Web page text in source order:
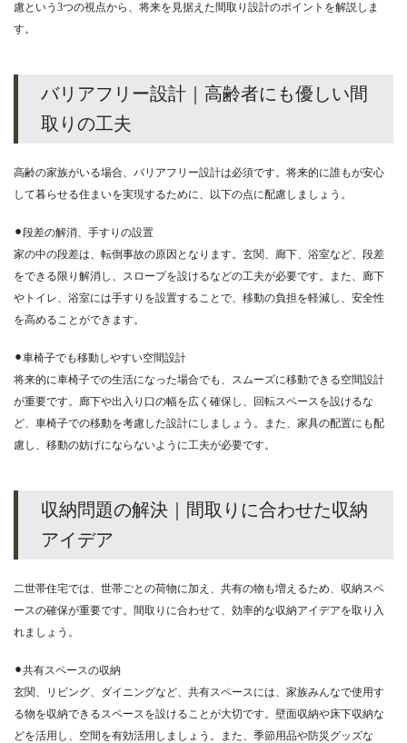
慮という3つの視点から、将来を見据えた間取り設計のポイントを解説しま
す。
バリアフリー設計｜高齢者にも優しい間
取りの工夫
高齢の家族がいる場合、バリアフリー設計は必須です。将来的に誰もが安心
して暮らせる住まいを実現するために、以下の点に配慮しましょう。
⚫︎段差の解消、手すりの設置
家の中の段差は、転倒事故の原因となります。玄関、廊下、浴室など、段差
をできる限り解消し、スロープを設けるなどの工夫が必要です。また、廊下
やトイレ、浴室には手すりを設置することで、移動の負担を軽減し、安全性
を高めることができます。
⚫︎車椅子でも移動しやすい空間設計
将来的に車椅子での生活になった場合でも、スムーズに移動できる空間設計
が重要です。廊下や出入り口の幅を広く確保し、回転スペースを設けるな
ど、車椅子での移動を考慮した設計にしましょう。また、家具の配置にも配
慮し、移動の妨げにならないように工夫が必要です。
収納問題の解決｜間取りに合わせた収納
アイデア
二世帯住宅では、世帯ごとの荷物に加え、共有の物も増えるため、収納スペ
ースの確保が重要です。間取りに合わせて、効率的な収納アイデアを取り入
れましょう。
⚫︎共有スペースの収納
玄関、リビング、ダイニングなど、共有スペースには、家族みんなで使用す
る物を収納できるスペースを設けることが大切です。壁面収納や床下収納な
どを活用し、空間を有効活用しましょう。また、季節用品や防災グッズな